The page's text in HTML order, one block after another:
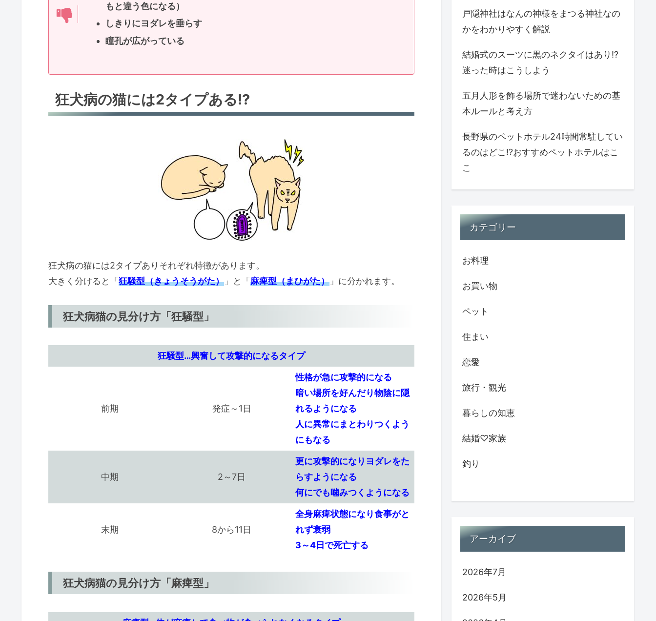
もと違う色になる）
しきりにヨダレを垂らす
瞳孔が広がっている
狂犬病の猫には2タイプある!?
狂犬病の猫には2タイプありそれぞれ特徴があります。
大きく分けると「 狂騒型（きょうそうがた） 」と「 麻痺型（まひがた） 」に分かれます。
狂犬病猫の見分け方「狂騒型」
狂騒型…興奮して攻撃的になるタイプ
前期 発症～1日
性格が急に攻撃的になる
暗い場所を好んだり物陰に隠
れるようになる
人に異常にまとわりつくよう
にもなる
中期 2～7日
更に攻撃的になりヨダレをた
らすようになる
何にでも噛みつくようになる
末期 8から11日
全身麻痺状態になり食事がと
れず衰弱
3～4日で死亡する
狂犬病猫の見分け方「麻痺型」
戸隠神社はなんの神様をまつる神社なの
かをわかりやすく解説
結婚式のスーツに黒のネクタイはあり!?
迷った時はこうしよう
五月人形を飾る場所で迷わないための基
本ルールと考え方
長野県のペットホテル24時間常駐してい
るのはどこ!?おすすめペットホテルはこ
こ
カテゴリー
お料理
お買い物
ペット
住まい
恋愛
旅行・観光
暮らしの知恵
結婚♡家族
釣り
アーカイブ
2026年7月
2026年5月